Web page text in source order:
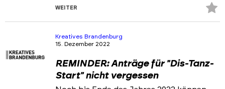
WEITER
Kreatives Brandenburg
15. Dezember 2022
REMINDER: Anträge für "Dis-Tanz-
Start" nicht vergessen